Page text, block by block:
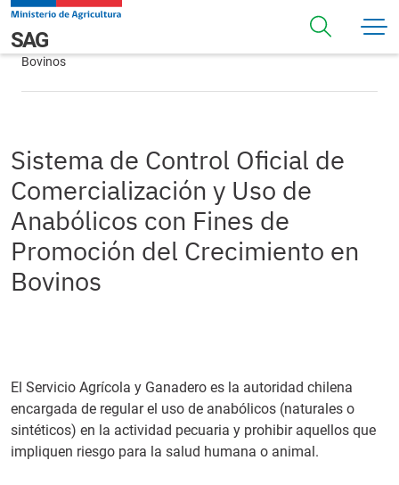
Pasar al contenido principal
Navegación principal
SAGSistema de Control Oficial de Comercialización y Uso de
Anabólicos con Fines de Promoción del Crecimiento en
Bovinos
Sistema de Control Oficial de
Comercialización y Uso de
Anabólicos con Fines de
Promoción del Crecimiento en
Bovinos
El Servicio Agrícola y Ganadero es la autoridad chilena
encargada de regular el uso de anabólicos (naturales o
sintéticos) en la actividad pecuaria y prohibir aquellos que
impliquen riesgo para la salud humana o animal.